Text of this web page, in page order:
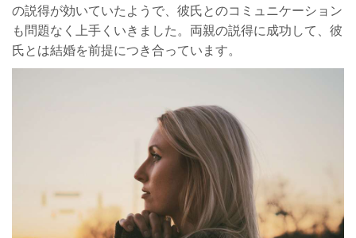
の説得が効いていたようで、彼氏とのコミュニケーション
も問題なく上手くいきました。両親の説得に成功して、彼
氏とは結婚を前提につき合っています。